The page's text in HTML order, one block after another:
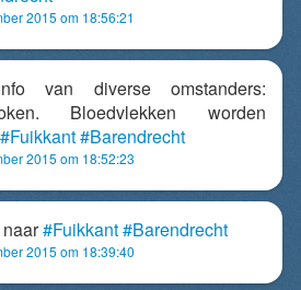
2015 om 18:56:21
van diverse omstanders:
Bloedvlekken worden
#Fuikkant#Barendrecht
2015 om 18:52:23
#Fuikkant#Barendrecht
2015 om 18:39:40